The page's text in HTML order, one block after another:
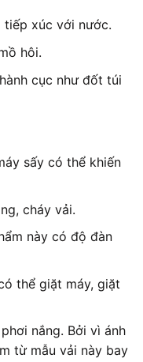
tiếp xúc với nước.
hôi.
cục như đốt túi
sấy có thể khiến
cháy vải.
này có độ đàn
thể giặt máy, giặt
nắng. Bởi vì ánh
từ mẫu vải này bay